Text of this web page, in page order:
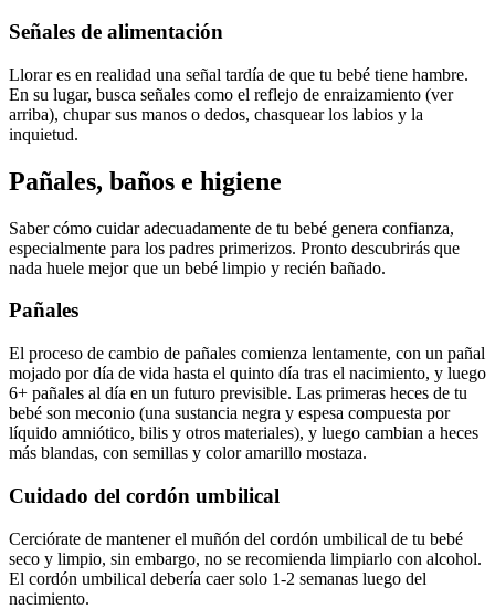
Señales de alimentación
Llorar es en realidad una señal tardía de que tu bebé tiene hambre.
En su lugar, busca señales como el reflejo de enraizamiento (ver
arriba), chupar sus manos o dedos, chasquear los labios y la
inquietud.
Pañales, baños e higiene
Saber cómo cuidar adecuadamente de tu bebé genera confianza,
especialmente para los padres primerizos. Pronto descubrirás que
nada huele mejor que un bebé limpio y recién bañado.
Pañales
El proceso de cambio de pañales comienza lentamente, con un pañal
mojado por día de vida hasta el quinto día tras el nacimiento, y luego
6+ pañales al día en un futuro previsible. Las primeras heces de tu
bebé son meconio (una sustancia negra y espesa compuesta por
líquido amniótico, bilis y otros materiales), y luego cambian a heces
más blandas, con semillas y color amarillo mostaza.
Cuidado del cordón umbilical
Cerciórate de mantener el muñón del cordón umbilical de tu bebé
seco y limpio, sin embargo, no se recomienda limpiarlo con alcohol.
El cordón umbilical debería caer solo 1-2 semanas luego del
nacimiento.